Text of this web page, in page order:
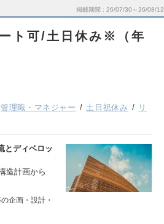
掲載期間 26/07/30～26/08/12
ト可/土日休み※（年
管理職・マネジャー 土日祝休み
リ
とディベロッ
造計画から
企画・設計・